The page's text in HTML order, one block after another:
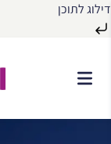
דילוג לתוכן
התוכן